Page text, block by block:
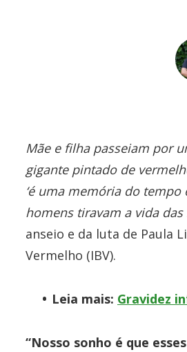
Mãe e filha passeiam por
gigante pintado de
‘é uma memória do
homens tiravam a vida das
anseio e da luta de Paula
Vermelho (IBV).
Leia mais: Gravidez
“Nosso sonho é que